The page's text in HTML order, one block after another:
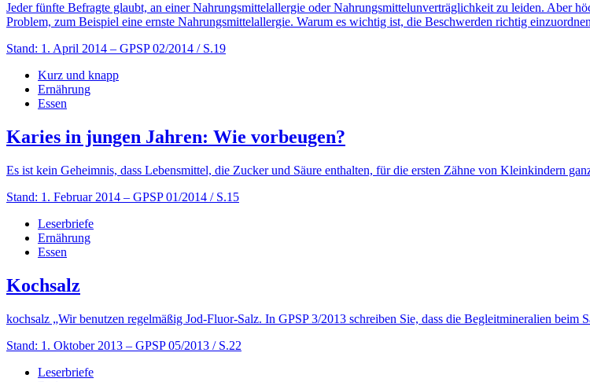
Jeder fünfte Befragte glaubt, an einer Nahrungsmittelallergie oder Nahrungsmittelunverträglichkeit zu leiden. Aber
Problem, zum Beispiel eine ernste Nahrungsmittelallergie. Warum es wichtig ist, die Beschwerden richtig
Stand: 1. April 2014 – GPSP 02/2014 / S.19
Kurz und knapp
Ernährung
Essen
Karies in jungen Jahren: Wie vorbeugen?
Es ist kein Geheimnis, dass Lebensmittel, die Zucker und Säure enthalten, für die ersten Zähne von Kleinkindern
Stand: 1. Februar 2014 – GPSP 01/2014 / S.15
Leserbriefe
Ernährung
Essen
Kochsalz
kochsalz „Wir benutzen regelmäßig Jod-Fluor-Salz. In GPSP 3/2013 schreiben Sie, dass die Begleitmineralien
Stand: 1. Oktober 2013 – GPSP 05/2013 / S.22
Leserbriefe